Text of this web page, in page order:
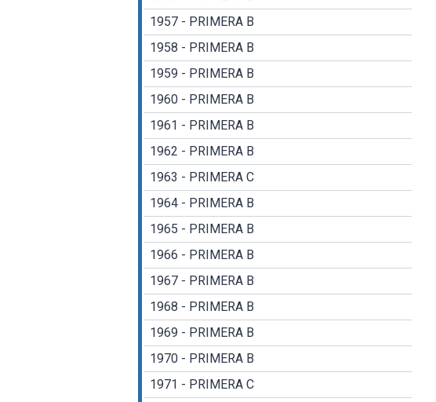
1957 - PRIMERA B
1958 - PRIMERA B
1959 - PRIMERA B
1960 - PRIMERA B
1961 - PRIMERA B
1962 - PRIMERA B
1963 - PRIMERA C
1964 - PRIMERA B
1965 - PRIMERA B
1966 - PRIMERA B
1967 - PRIMERA B
1968 - PRIMERA B
1969 - PRIMERA B
1970 - PRIMERA B
1971 - PRIMERA C